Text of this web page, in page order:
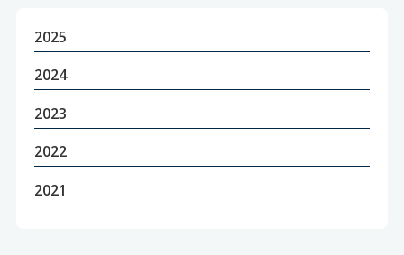
2025
2024
2023
2022
2021